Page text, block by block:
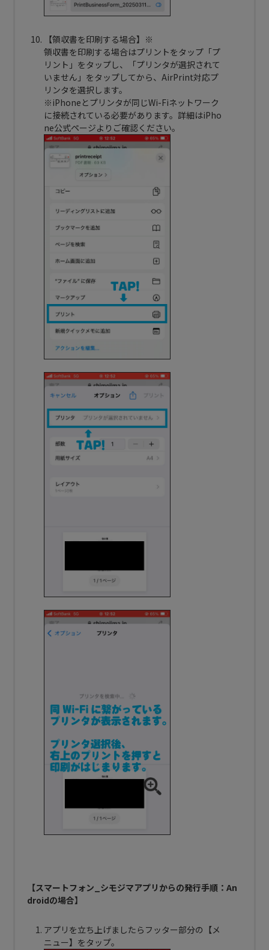
【領収書を印刷する場合】※
領収書を印刷する場合はプリントをタップ「プ
リント」をタップし、「プリンタが選択されて
いません」をタップしてから、AirPrint対応プ
リンタを選択します。
※iPhoneとプリンタが同じWi-Fiネットワーク
に接続されている必要があります。詳細はiPho
ne公式ページよりご確認ください。
【スマートフォン_シモジマアプリからの発行手順：An
droidの場合】
アプリを立ち上げましたらフッター部分の【メ
ニュー】をタップ。